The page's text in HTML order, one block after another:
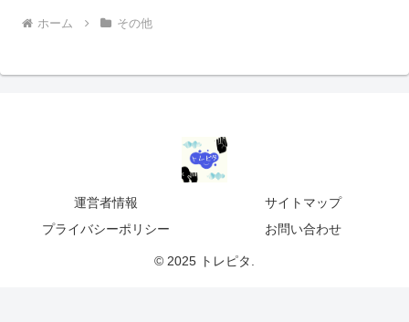
ホーム その他
運営者情報
サイトマップ
プライバシーポリシー
お問い合わせ
© 2025 トレピタ.